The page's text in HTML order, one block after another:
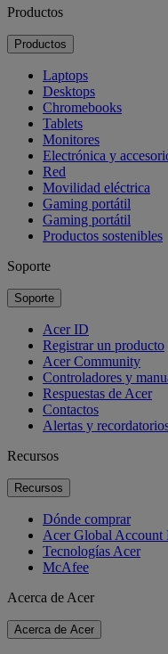
Productos
Productos
Laptops
Desktops
Chromebooks
Tablets
Monitores
Electrónica y
Red
Movilidad eléctrica
Gaming portátil
Gaming portátil
Productos sostenibles
Soporte
Soporte
Acer ID
Registrar un producto
Acer Community
Controladores y
Respuestas de Acer
Contactos
Alertas y
Recursos
Recursos
Dónde comprar
Acer Global Account
Tecnologías Acer
McAfee
Acerca de Acer
Acerca de Acer